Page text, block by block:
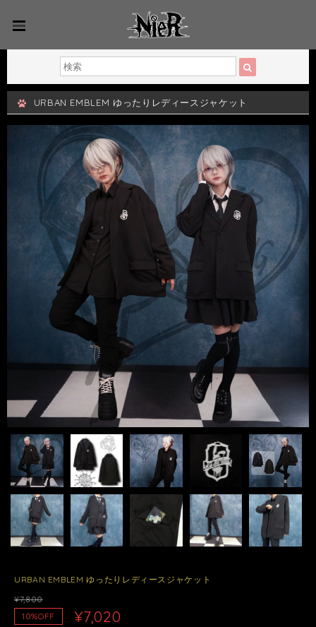
URBAN EMBLEM ゆったりレディースジャケット
URBAN EMBLEM ゆったりレディースジャケット
¥7,800
10%OFF
¥7,020